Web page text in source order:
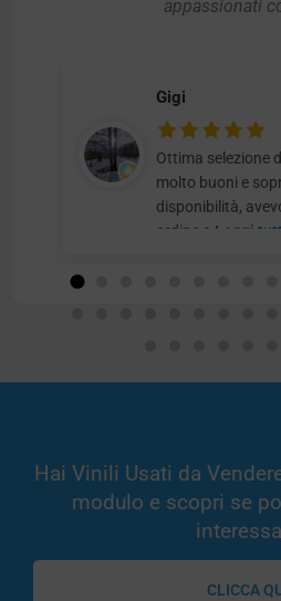
appassionati
Gigi
Ottima selezione
molto buoni e
disponibilità,
ordine e Leggi
Hai Vinili Usati da
modulo e scopri se
CLICCA